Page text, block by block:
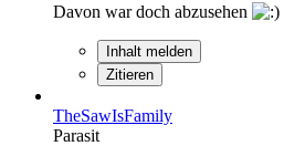
Davon war doch abzusehen
Inhalt melden
Zitieren
TheSawIsFamily
Parasit